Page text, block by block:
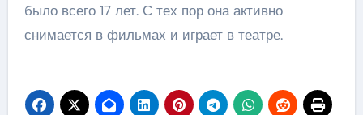
было всего 17 лет. С тех пор она активно
снимается в фильмах и играет в театре.